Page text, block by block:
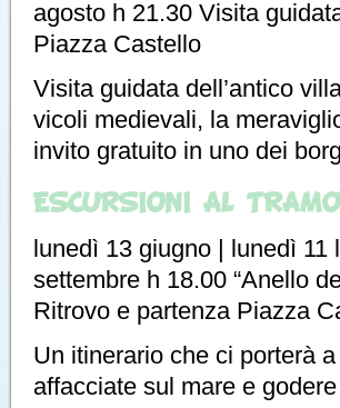
agosto h 21.30 Visita
Piazza Castello
Visita guidata dell’antico
vicoli medievali, la
invito gratuito in uno dei
ESCURSIONI AL
lunedì 13 giugno | lunedì
settembre h 18.00 “Anello
Ritrovo e partenza Piazza
Un itinerario che ci porterà
affacciate sul mare e